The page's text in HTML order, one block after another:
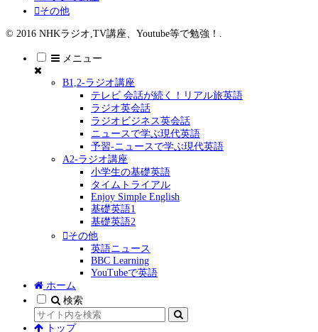
その他
© 2016 NHKラジオ,TV講座、Youtube等で勉強！.
メニュー
B1,2-ラジオ講座
テレビ 会話が続く！リアル旅英語
ラジオ英会話
ラジオビジネス英会話
ニュースで学ぶ現代英語
予習-ニュースで学ぶ現代英語
A2-ラジオ講座
小学生の基礎英語
タイムトライアル
Enjoy Simple English
基礎英語1
基礎英語2
その他
英語ニュース
BBC Learning
YouTubeで英語
ホーム
検索
トップ